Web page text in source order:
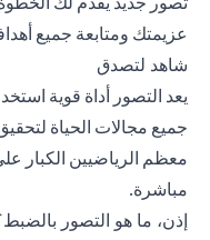
عزيمتك ومتابعة جميع
شاهد لتصدق
يعد التصور أداة قوية
جميع مجالات الحياة
معظم الرياضيين الكبار
مباشرة.
إذن، ما هو التصور